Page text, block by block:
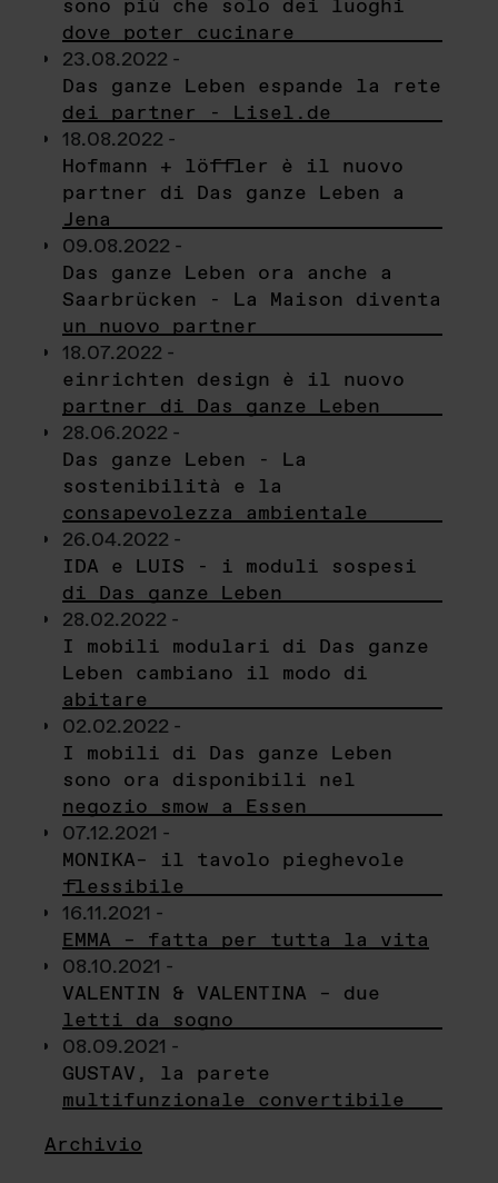
sono più che solo dei luoghi
dove poter cucinare
23.08.2022 -
Das ganze Leben espande la rete
dei partner - Lisel.de
18.08.2022 -
Hofmann + löffler è il nuovo
partner di Das ganze Leben a
Jena
09.08.2022 -
Das ganze Leben ora anche a
Saarbrücken - La Maison diventa
un nuovo partner
18.07.2022 -
einrichten design è il nuovo
partner di Das ganze Leben
28.06.2022 -
Das ganze Leben - La
sostenibilità e la
consapevolezza ambientale
26.04.2022 -
IDA e LUIS - i moduli sospesi
di Das ganze Leben
28.02.2022 -
I mobili modulari di Das ganze
Leben cambiano il modo di
abitare
02.02.2022 -
I mobili di Das ganze Leben
sono ora disponibili nel
negozio smow a Essen
07.12.2021 -
MONIKA– il tavolo pieghevole
flessibile
16.11.2021 -
EMMA – fatta per tutta la vita
08.10.2021 -
VALENTIN & VALENTINA – due
letti da sogno
08.09.2021 -
GUSTAV, la parete
multifunzionale convertibile
Archivio